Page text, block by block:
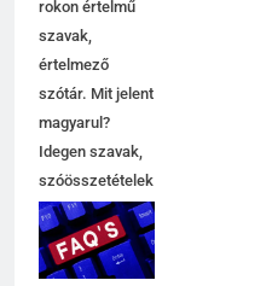
rokon értelmű
szavak,
értelmező
szótár. Mit jelent
magyarul?
Idegen szavak,
szóösszetételek
jelentése,
magyarázata,
használata,